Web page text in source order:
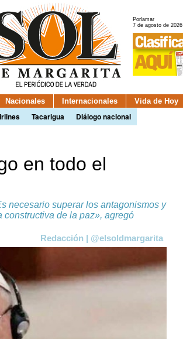
Porlamar
7 de agosto de 2026
Nacionales Internacionales Vida de Hoy
Tacarigua Diálogo nacional
en todo el
necesario superar los antagonismos y
constructiva de la paz», agregó
Redacción | @elsoldmargarita